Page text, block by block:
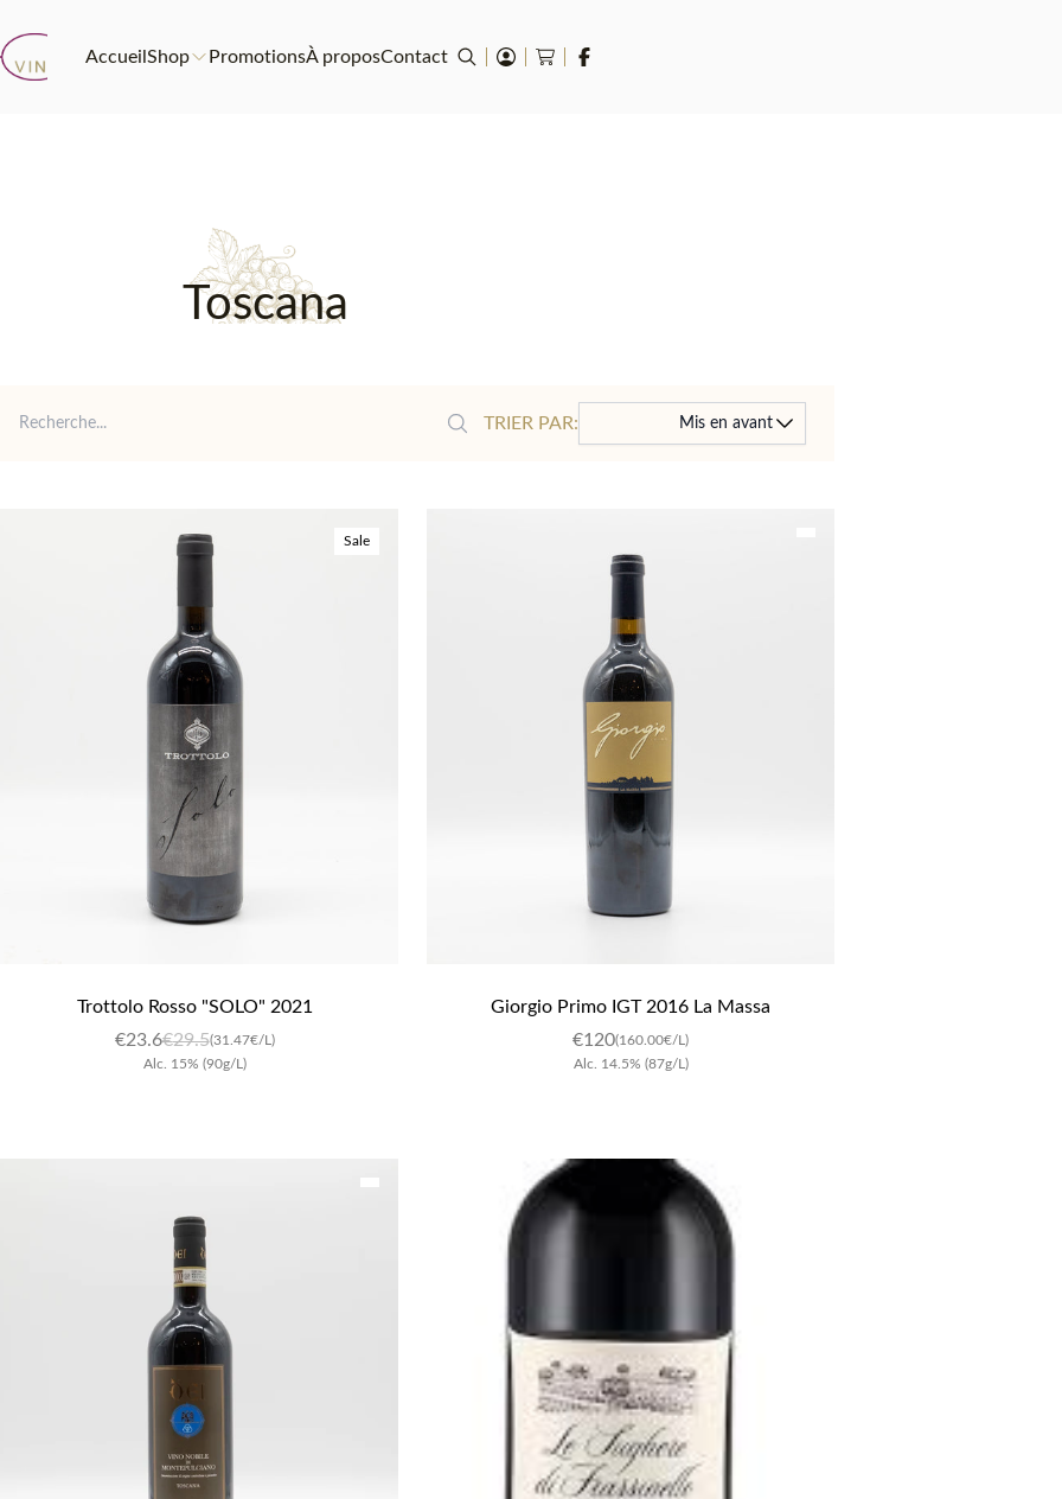
Accueil Shop PromotionsÀ proposContact
Toscana
Recherche
TRIER PAR: Mis en avant
Sale
Trottolo Rosso "SOLO" 2021
€23.6€29.5(31.47€/L)
Alc.
15% (90g/L)
Giorgio Primo IGT 2016 La Massa
€120(160.00€/L)
Alc.
14.5% (87g/L)